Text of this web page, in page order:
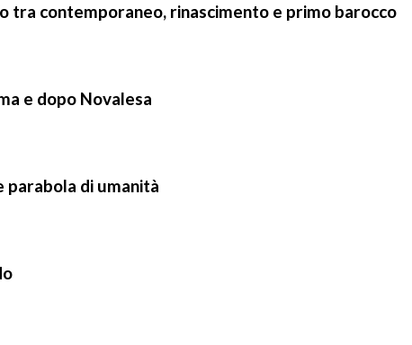
tra contemporaneo, rinascimento e primo barocco
e dopo Novalesa
parabola di umanità